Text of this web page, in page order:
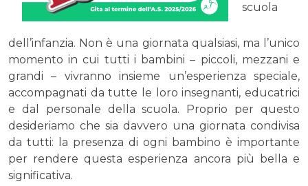
scuola
dell’infanzia. Non è una giornata qualsiasi, ma l’unico
momento in cui tutti i bambini – piccoli, mezzani e
grandi – vivranno insieme un’esperienza speciale,
accompagnati da tutte le loro insegnanti, educatrici
e dal personale della scuola. Proprio per questo
desideriamo che sia davvero una giornata condivisa
da tutti: la presenza di ogni bambino è importante
per rendere questa esperienza ancora più bella e
significativa.